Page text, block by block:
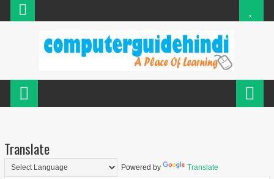
Translate
Powered by Translate